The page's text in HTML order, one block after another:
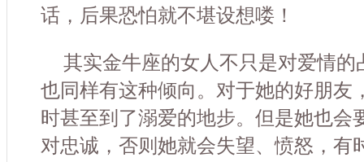
话，后果恐怕就不堪设想喽！
其实金牛座的女人不只是对爱情的
也同样有这种倾向。对于她的好朋友
时甚至到了溺爱的地步。但是她也会
对忠诚，否则她就会失望、愤怒，有